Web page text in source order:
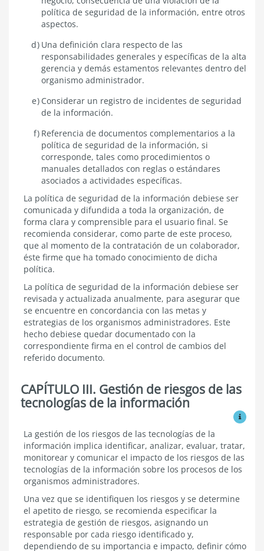
política de seguridad de la información, entre otros
aspectos.
Una definición clara respecto de las
responsabilidades generales y específicas de la alta
gerencia y demás estamentos relevantes dentro del
organismo administrador.
Considerar un registro de incidentes de seguridad
de la información.
Referencia de documentos complementarios a la
política de seguridad de la información, si
corresponde, tales como procedimientos o
manuales detallados con reglas o estándares
asociados a actividades específicas.
La política de seguridad de la información debiese ser
comunicada y difundida a toda la organización, de
forma clara y comprensible para el usuario final. Se
recomienda considerar, como parte de este proceso,
que al momento de la contratación de un colaborador,
éste firme que ha tomado conocimiento de dicha
política.
La política de seguridad de la información debiese ser
revisada y actualizada anualmente, para asegurar que
se encuentre en concordancia con las metas y
estrategias de los organismos administradores. Este
hecho debiese quedar documentado con la
correspondiente firma en el control de cambios del
referido documento.
CAPÍTULO III. Gestión de riesgos de las
tecnologías de la información
Ver
Gestión
de
riesgos
de
las
tecnologías
la
información
La gestión de los riesgos de las tecnologías de la
información implica identificar, analizar, evaluar, tratar,
monitorear y comunicar el impacto de los riesgos de las
tecnologías de la información sobre los procesos de los
organismos administradores.
Una vez que se identifiquen los riesgos y se determine
el apetito de riesgo, se recomienda especificar la
estrategia de gestión de riesgos, asignando un
responsable por cada riesgo identificado y,
dependiendo de su importancia e impacto, definir cómo